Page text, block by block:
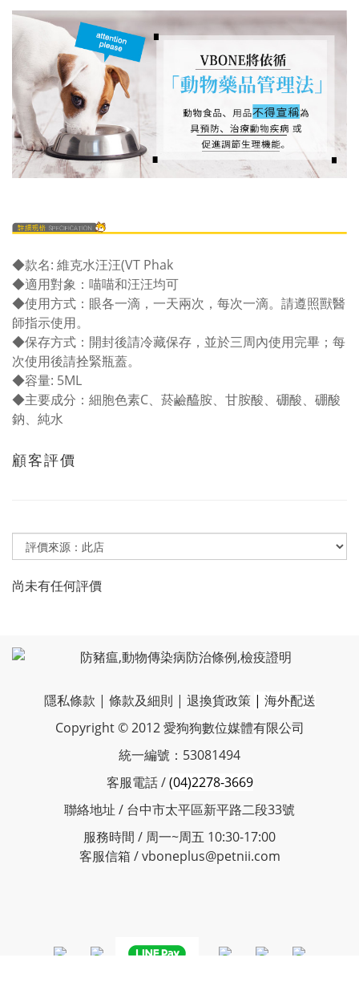
◆款名: 維克水汪汪(VT Phak
◆適用對象：喵喵和汪汪均可
◆使用方式： 眼各一滴，一天兩次，每次一滴。請遵照獸醫
師指示使用。
◆保存方式：開封後請冷藏保存，並於三周內使用完畢；每
次使用後請拴緊瓶蓋。
◆容量: 5ML
◆主要成分：細胞色素C、菸鹼醯胺、甘胺酸、硼酸、硼酸
鈉、純水
顧客評價
尚未有任何評價
隱私條款 | 條款及細則 | 退換貨政策 | 海外配送
Copyright © 2012 愛狗狗數位媒體有限公司
統一編號：53081494
客服電話 /(04)2278-3669
聯絡地址 / 台中市太平區新平路二段33號
服務時間 / 周一~周五 10:30-17:00
客服信箱 / vboneplus@petnii.com